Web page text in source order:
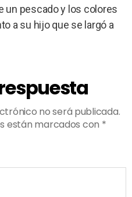
un pescado y los colores
a su hijo que se largó a
no será publicada.
están marcados con *